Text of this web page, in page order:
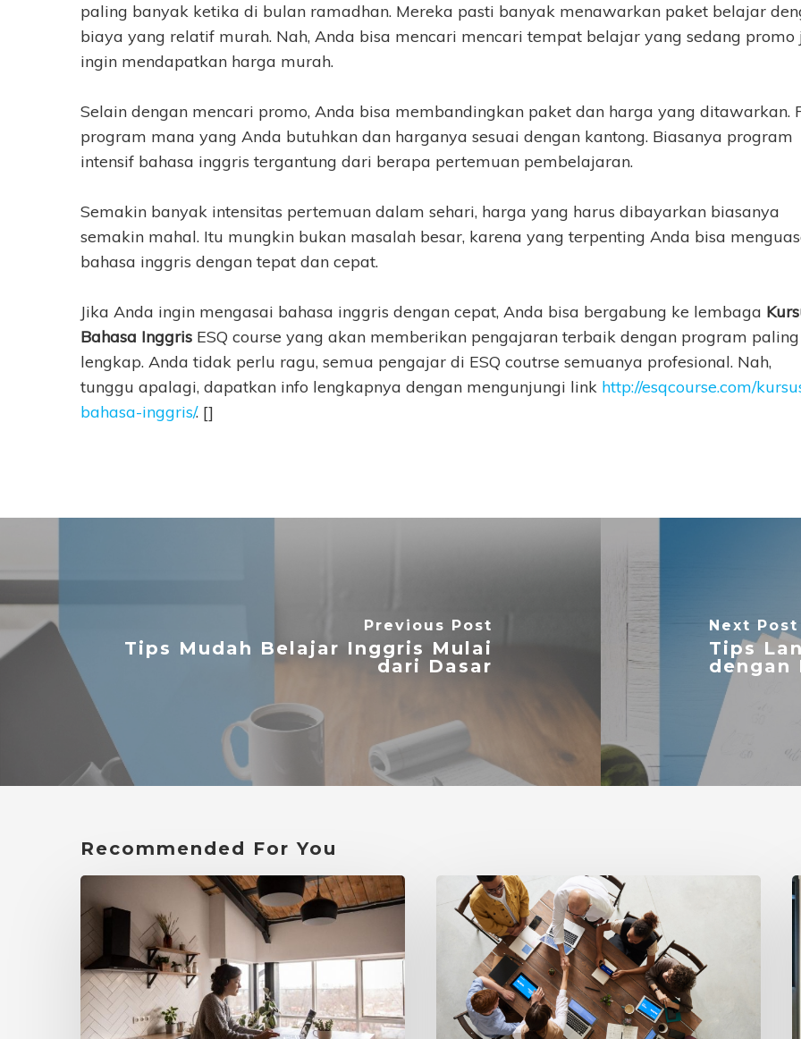
paling banyak ketika di bulan ramadhan. Mereka pasti banyak menawarkan paket belajar
biaya yang relatif murah. Nah, Anda bisa mencari mencari tempat belajar yang sedang promo
ingin mendapatkan harga murah.
Selain dengan mencari promo, Anda bisa membandingkan paket dan harga yang ditawarkan.
program mana yang Anda butuhkan dan harganya sesuai dengan kantong. Biasanya program
intensif bahasa inggris tergantung dari berapa pertemuan pembelajaran.
Semakin banyak intensitas pertemuan dalam sehari, harga yang harus dibayarkan biasanya
semakin mahal. Itu mungkin bukan masalah besar, karena yang terpenting Anda bisa
bahasa inggris dengan tepat dan cepat.
Jika Anda ingin mengasai bahasa inggris dengan cepat, Anda bisa bergabung ke lembaga
Bahasa Inggris ESQ course yang akan memberikan pengajaran terbaik dengan program paling
lengkap. Anda tidak perlu ragu, semua pengajar di ESQ coutrse semuanya profesional. Nah,
tunggu apalagi, dapatkan info lengkapnya dengan mengunjungi link http://esqcourse.com/
bahasa-inggris/. []
Previous Post
Tips Mudah Belajar Inggris Mulai
dari Dasar
Next Post
Tips
dengan
Recommended For You
Bahasa
Indonesia
Online
yang
Menunjang
Tahu
Biaya
Kursus
Bahasa
Inggris